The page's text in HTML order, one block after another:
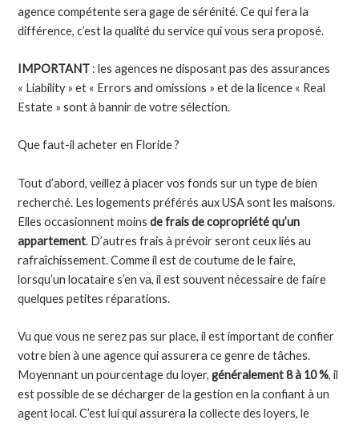
agence compétente sera gage de sérénité. Ce qui fera la
différence, c’est la qualité du service qui vous sera proposé.
IMPORTANT : les agences ne disposant pas des assurances
« Liability » et « Errors and omissions » et de la licence « Real
Estate » sont à bannir de votre sélection.
Que faut-il acheter en Floride ?
Tout d’abord, veillez à placer vos fonds sur un type de bien
recherché. Les logements préférés aux USA sont les maisons.
Elles occasionnent moins de frais de copropriété qu’un
appartement. D’autres frais à prévoir seront ceux liés au
rafraîchissement. Comme il est de coutume de le faire,
lorsqu’un locataire s’en va, il est souvent nécessaire de faire
quelques petites réparations.
Vu que vous ne serez pas sur place, il est important de confier
votre bien à une agence qui assurera ce genre de tâches.
Moyennant un pourcentage du loyer,généralement 8 à 10 %, il
est possible de se décharger de la gestion en la confiant à un
agent local. C’est lui qui assurera la collecte des loyers, le